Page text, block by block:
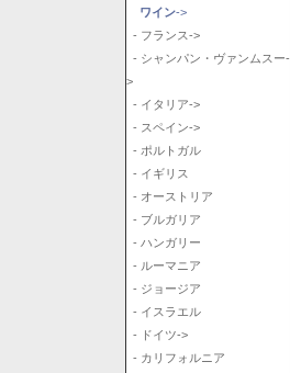
ワイン->
- フランス->
- シャンパン・ヴァンムスー-
>
- イタリア->
- スペイン->
- ポルトガル
- イギリス
- オーストリア
- ブルガリア
- ハンガリー
- ルーマニア
- ジョージア
- イスラエル
- ドイツ->
- カリフォルニア